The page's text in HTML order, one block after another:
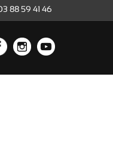
88 59 41 46